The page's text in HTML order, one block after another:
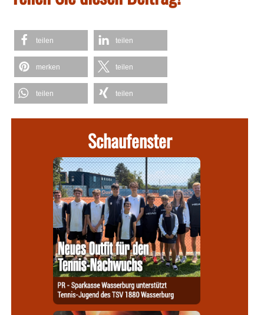
teilen teilen
merken teilen
teilen teilen
Schaufenster